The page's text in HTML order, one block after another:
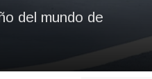
del mundo de